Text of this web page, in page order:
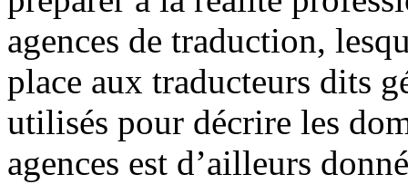
agences de traduction,
place aux traducteurs dits
utilisés pour décrire les
agences est d’ailleurs